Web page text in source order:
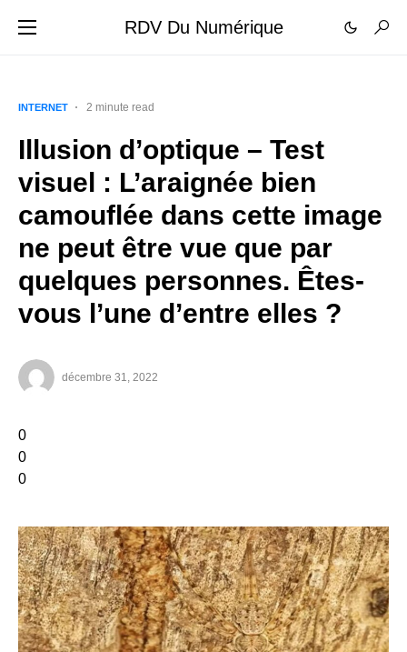
RDV Du Numérique
INTERNET 2 minute read
Illusion d’optique – Test
visuel : L’araignée bien
camouflée dans cette image
ne peut être vue que par
quelques personnes. Êtes-
vous l’une d’entre elles ?
décembre 31, 2022
0
0
0